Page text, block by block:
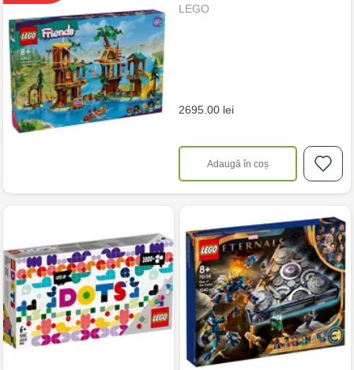
LEGO
2695.00 lei
Adaugă în coș